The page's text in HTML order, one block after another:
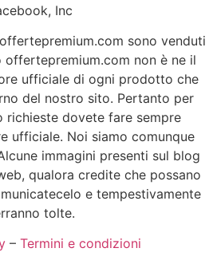
Inc
sono venduti
non è ne il
ufficiale di ogni prodotto che
del nostro sito. Pertanto per
richieste dovete fare sempre
ufficiale. Noi siamo comunque
immagini presenti sul blog
qualora credite che possano
e tempestivamente
tolte.
– Termini e condizioni